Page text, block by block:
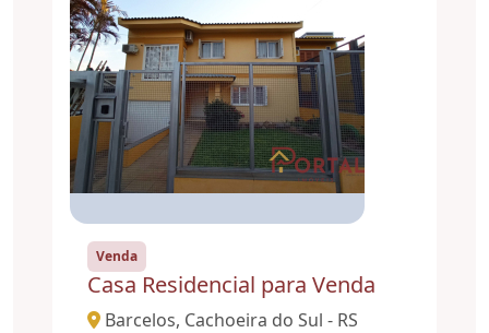
Venda
Casa Residencial para Venda
Barcelos, Cachoeira do Sul - RS